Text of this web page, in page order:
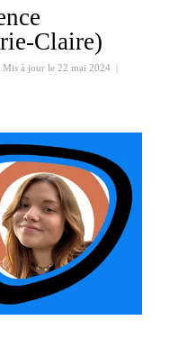
Claire)
Mis à jour le 22 mai 2024 |